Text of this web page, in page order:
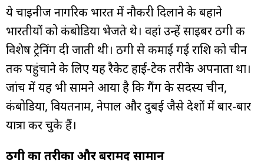
ये चाइनीज नागरिक भारत में नौकरी दिलाने के बहाने
भारतीयों को कंबोडिया भेजते थे। वहां उन्हें साइबर ठगी की
विशेष ट्रेनिंग दी जाती थी। ठगी से कमाई गई राशि को चीन
तक पहुंचाने के लिए यह रैकेट हाई-टेक तरीके अपनाता था।
जांच में यह भी सामने आया है कि गैंग के सदस्य चीन,
कंबोडिया, वियतनाम, नेपाल और दुबई जैसे देशों में बार-बार
यात्रा कर चुके हैं।
ठगी का तरीका और बरामद सामान